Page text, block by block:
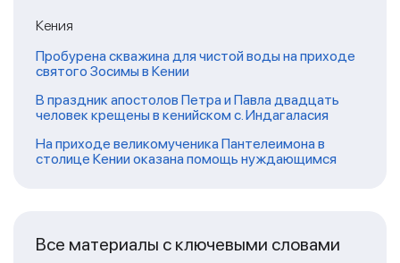
Кения
Пробурена скважина для чистой воды на приходе
святого Зосимы в Кении
В праздник апостолов Петра и Павла двадцать
человек крещены в кенийском с. Индагаласия
На приходе великомученика Пантелеимона в
столице Кении оказана помощь нуждающимся
Все материалы с ключевыми словами